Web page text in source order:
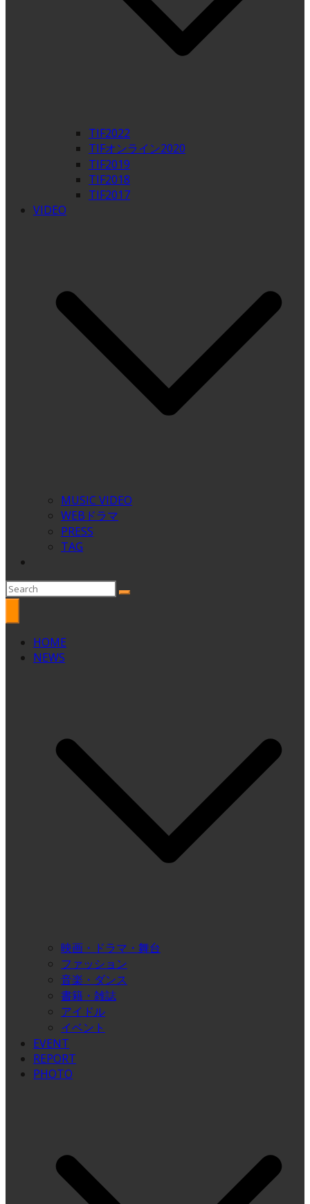
TIF2022
TIFオンライン2020
TIF2019
TIF2018
TIF2017
VIDEO
MUSIC VIDEO
WEBドラマ
PRESS
TAG
HOME
NEWS
映画・ドラマ・舞台
ファッション
音楽・ダンス
書籍・雑誌
アイドル
イベント
EVENT
REPORT
PHOTO